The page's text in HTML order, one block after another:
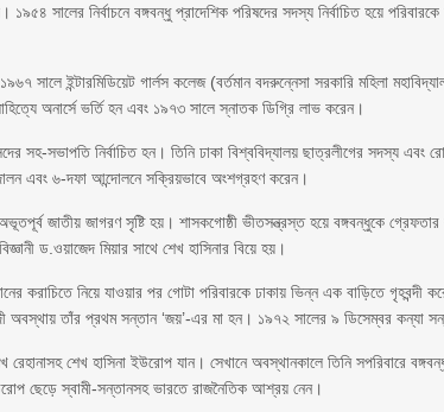
১৯৫৪ সালের নির্বাচনে বঙ্গবন্ধু প্রাদেশিক পরিষদের সদস্য নির্বাচিত হয়ে
সালে ইন্টারমিডিয়েট গার্লস কলেজ (বর্তমান বদরুন্নেসা সরকারি মহিলা
অনার্সে ভর্তি হন এবং ১৯৭৩ সালে স্নাতক ডিগ্রি লাভ করেন।
সহ-সভাপতি নির্বাচিত হন। তিনি ঢাকা বিশ্ববিদ্যালয় ছাত্রলীগের সদস্য এবং
এবং ৬-দফা আন্দোলনে সক্রিয়ভাবে অংশগ্রহণ করেন।
জাতীয় জাগরণ সৃষ্টি হয়। শাসকগোষ্ঠী ভীতসন্ত্রস্ত হয়ে বঙ্গবন্ধুকে
ড.ওয়াজেদ মিয়ার সাথে শেখ হাসিনার বিয়ে হয়।
করাচিতে নিয়ে যাওয়ার পর গোটা পরিবারকে ঢাকায় ভিন্ন এক বাড়িতে গৃহবন্দী
অবস্থায় তাঁর প্রথম সন্তান ‘জয়’-এর মা হন। ১৯৭২ সালের ৯ ডিসেম্বর কন্যা
শেখ হাসিনা ইউরোপ যান। সেখানে অবস্থানকালে তিনি সপরিবারে
ছেড়ে স্বামী-সন্তানসহ ভারতে রাজনৈতিক আশ্রয় নেন।